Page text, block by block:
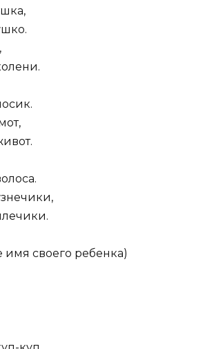
имя своего ребенка)